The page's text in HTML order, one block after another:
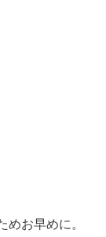
お早めに。